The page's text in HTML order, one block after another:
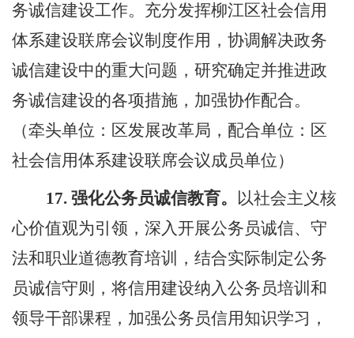
务诚信建设工作。充分发挥柳江区社会信用
体系建设联席会议制度作用，协调解决政务
诚信建设中的重大问题，研究确定并推进政
务诚信建设的各项措施，加强协作配合。
（牵头单位：区发展改革局，配合单位：区
社会信用体系建设联席会议成员单位）
17. 强化公务员诚信教育。
以社会主义核
心价值观为引领，深入开展公务员诚信、守
法和职业道德教育培训，结合实际制定公务
员诚信守则，将信用建设纳入公务员培训和
领导干部课程，加强公务员信用知识学习，